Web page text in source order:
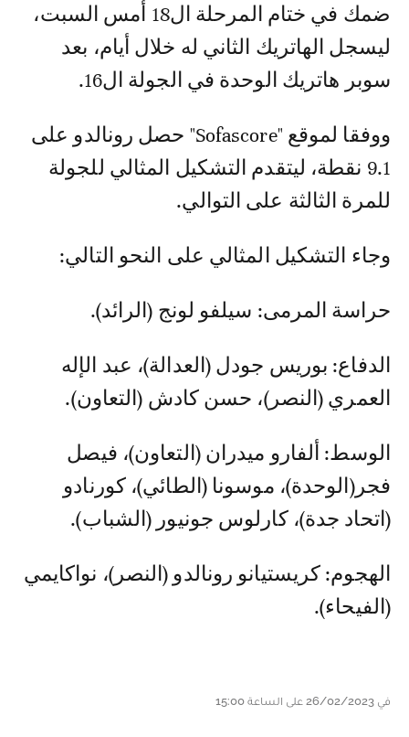
ضمك في ختام المرحلة ال18 أمس السبت،
ليسجل الهاتريك الثاني له خلال أيام، بعد
سوبر هاتريك الوحدة في الجولة ال16.
ووفقا لموقع "Sofascore" حصل رونالدو على
9.1 نقطة، ليتقدم التشكيل المثالي للجولة
للمرة الثالثة على التوالي.
وجاء التشكيل المثالي على النحو التالي:
حراسة المرمى: سيلفو لونج (الرائد).
الدفاع: بوريس جودل (العدالة)، عبد الإله
العمري (النصر)، حسن كادش (التعاون).
الوسط: ألفارو ميدران (التعاون)، فيصل
فجر(الوحدة)، موسونا (الطائي)، كورنادو
(اتحاد جدة)، كارلوس جونيور (الشباب).
الهجوم: كريستيانو رونالدو (النصر)، نواكايمي
(الفيحاء).
في 26/02/2023 على الساعة 15:00